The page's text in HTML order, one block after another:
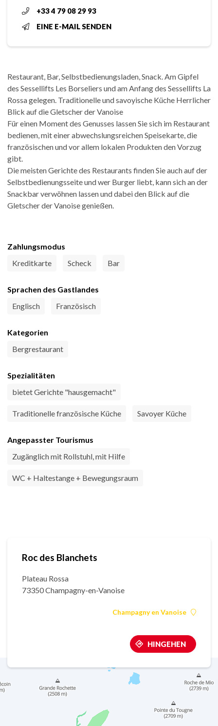
+33 4 79 08 29 93
EINE E-MAIL SENDEN
Restaurant, Bar, Selbstbedienungsladen, Snack. Am Gipfel
des Sessellifts Les Borseliers und am Anfang des Sessellifts La
Rossa gelegen. Traditionelle und savoyische Küche Herrlicher
Blick auf die Gletscher der Vanoise
Für einen Moment des Genusses lassen Sie sich im Restaurant
bedienen, mit einer abwechslungsreichen Speisekarte, die
französischen und vor allem lokalen Produkten den Vorzug
gibt.
Die meisten Gerichte des Restaurants finden Sie auch auf der
Selbstbedienungsseite und wer Burger liebt, kann sich an der
Snackbar verwöhnen lassen und dabei den Blick auf die
Gletscher der Vanoise genießen.
Zahlungsmodus
Kreditkarte
Scheck Bar
Sprachen des Gastlandes
Englisch
Französisch
Kategorien
Bergrestaurant
Spezialitäten
bietet Gerichte "hausgemacht"
Traditionelle französische Küche Savoyer Küche
Angepasster Tourismus
Zugänglich mit Rollstuhl, mit Hilfe
WC + Haltestange + Bewegungsraum
Roc des Blanchets
Plateau Rossa
73350 Champagny-en-Vanoise
Champagny en Vanoise
HINGEHEN